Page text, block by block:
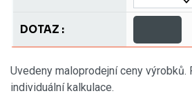
Uvedeny maloprodejní ceny výrobků.
individuální kalkulace.